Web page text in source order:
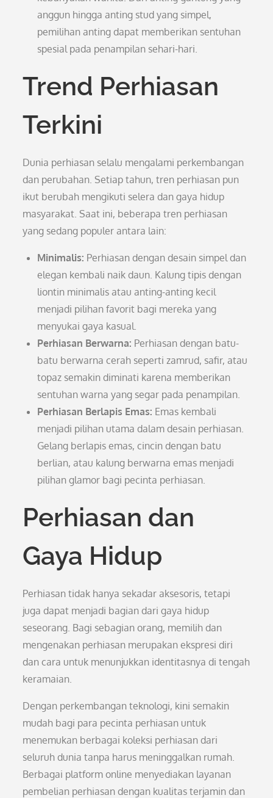
anggun hingga anting stud yang simpel,
pemilihan anting dapat memberikan sentuhan
spesial pada penampilan sehari-hari.
Trend Perhiasan
Terkini
Dunia perhiasan selalu mengalami perkembangan
dan perubahan. Setiap tahun, tren perhiasan pun
ikut berubah mengikuti selera dan gaya hidup
masyarakat. Saat ini, beberapa tren perhiasan
yang sedang populer antara lain:
Minimalis: Perhiasan dengan desain simpel dan
elegan kembali naik daun. Kalung tipis dengan
liontin minimalis atau anting-anting kecil
menjadi pilihan favorit bagi mereka yang
menyukai gaya kasual.
Perhiasan Berwarna: Perhiasan dengan batu-
batu berwarna cerah seperti zamrud, safir, atau
topaz semakin diminati karena memberikan
sentuhan warna yang segar pada penampilan.
Perhiasan Berlapis Emas: Emas kembali
menjadi pilihan utama dalam desain perhiasan.
Gelang berlapis emas, cincin dengan batu
berlian, atau kalung berwarna emas menjadi
pilihan glamor bagi pecinta perhiasan.
Perhiasan dan
Gaya Hidup
Perhiasan tidak hanya sekadar aksesoris, tetapi
juga dapat menjadi bagian dari gaya hidup
seseorang. Bagi sebagian orang, memilih dan
mengenakan perhiasan merupakan ekspresi diri
dan cara untuk menunjukkan identitasnya di tengah
keramaian.
Dengan perkembangan teknologi, kini semakin
mudah bagi para pecinta perhiasan untuk
menemukan berbagai koleksi perhiasan dari
seluruh dunia tanpa harus meninggalkan rumah.
Berbagai platform online menyediakan layanan
pembelian perhiasan dengan kualitas terjamin dan